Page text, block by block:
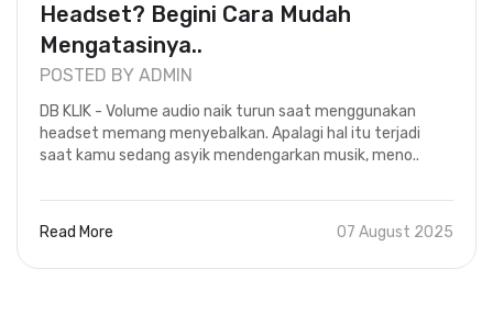
Headset? Begini Cara Mudah
Mengatasinya..
POSTED BY ADMIN
DB KLIK - Volume audio naik turun saat menggunakan
headset memang menyebalkan. Apalagi hal itu terjadi
saat kamu sedang asyik mendengarkan musik, meno..
Read More 07 August 2025